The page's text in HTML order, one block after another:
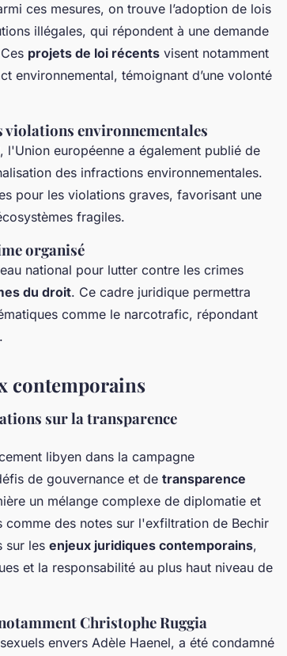
ces mesures, on trouve l’adoption de lois
illégales, qui répondent à une demande
projets de loi récents visent notamment
environnemental, témoignant d’une volonté
violations environnementales
, l'Union européenne a également publié de
des infractions environnementales.
pour les violations graves, favorisant une
fragiles.
organisé
national pour lutter contre les crimes
du droit. Ce cadre juridique permettra
comme le narcotrafic, répondant
.
contemporains
sur la transparence
libyen dans la campagne
de gouvernance et de transparence
un mélange complexe de diplomatie et
comme des notes sur l'exfiltration de Bechir
sur les enjeux juridiques contemporains,
et la responsabilité au plus haut niveau de
Christophe Ruggia
envers Adèle Haenel, a été condamné